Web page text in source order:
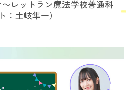
レットラン魔法学校普通科
：土岐隼一）